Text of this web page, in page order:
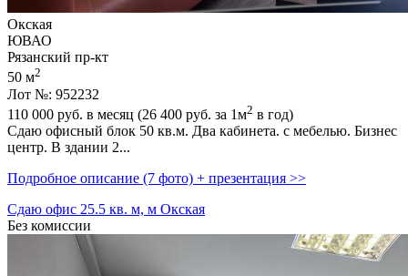
Окская
ЮВАО
Рязанский пр-кт
50 м2
Лот №: 952232
110 000 руб. в месяц (26 400 руб. за 1м2 в год)
Сдаю офисный блок 50 кв.м. Два кабинета. с мебелью. Бизнес
центр. В здании 2...
Подробное описание (7 фото) + презентация >>
Сдаю офис 25.5 кв. м, м Окская
Без комиссии